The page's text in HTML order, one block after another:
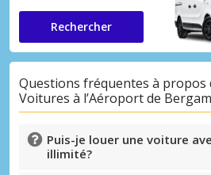
Rechercher
Questions fréquentes à propos
Voitures à l’Aéroport de
Puis-je louer une voiture
illimité?